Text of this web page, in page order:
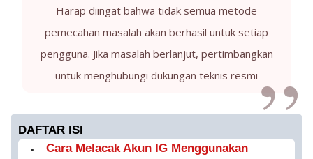
Harap diingat bahwa tidak semua metode
pemecahan masalah akan berhasil untuk setiap
pengguna. Jika masalah berlanjut, pertimbangkan
untuk menghubungi dukungan teknis resmi
DAFTAR ISI
Cara Melacak Akun IG Menggunakan